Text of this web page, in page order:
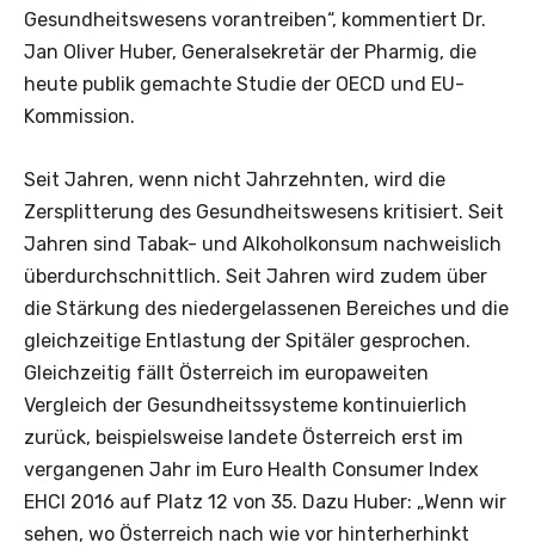
Gesundheitswesens vorantreiben“, kommentiert Dr.
Jan Oliver Huber, Generalsekretär der Pharmig, die
heute publik gemachte Studie der OECD und EU-
Kommission.
Seit Jahren, wenn nicht Jahrzehnten, wird die
Zersplitterung des Gesundheitswesens kritisiert. Seit
Jahren sind Tabak- und Alkoholkonsum nachweislich
überdurchschnittlich. Seit Jahren wird zudem über
die Stärkung des niedergelassenen Bereiches und die
gleichzeitige Entlastung der Spitäler gesprochen.
Gleichzeitig fällt Österreich im europaweiten
Vergleich der Gesundheitssysteme kontinuierlich
zurück, beispielsweise landete Österreich erst im
vergangenen Jahr im Euro Health Consumer Index
EHCI 2016 auf Platz 12 von 35. Dazu Huber: „Wenn wir
sehen, wo Österreich nach wie vor hinterherhinkt